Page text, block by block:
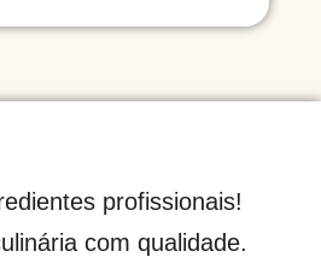
profissionais!
com qualidade.